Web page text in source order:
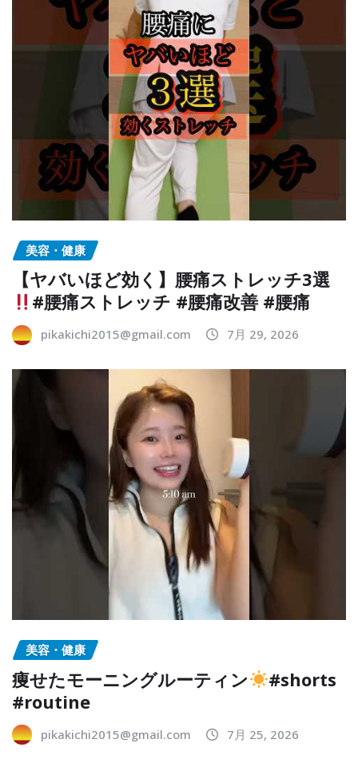
美容・健康
【ヤバいほど効く】腰痛ストレッチ3選
#腰痛ストレッチ #腰痛改善 #腰痛
pikakichi2015@gmail.com 7月 29, 2026
美容・健康
痩せたモーニングルーティン
#shorts
#routine
pikakichi2015@gmail.com 7月 25, 2026